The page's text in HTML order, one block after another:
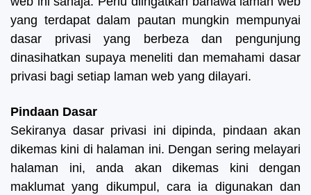
yang terdapat dalam pautan mungkin mempunyai
dasar privasi yang berbeza dan pengunjung
dinasihatkan supaya meneliti dan memahami dasar
privasi bagi setiap laman web yang dilayari.
Pindaan Dasar
Sekiranya dasar privasi ini dipinda, pindaan akan
dikemas kini di halaman ini. Dengan sering melayari
halaman ini, anda akan dikemas kini dengan
maklumat yang dikumpul, cara ia digunakan dan